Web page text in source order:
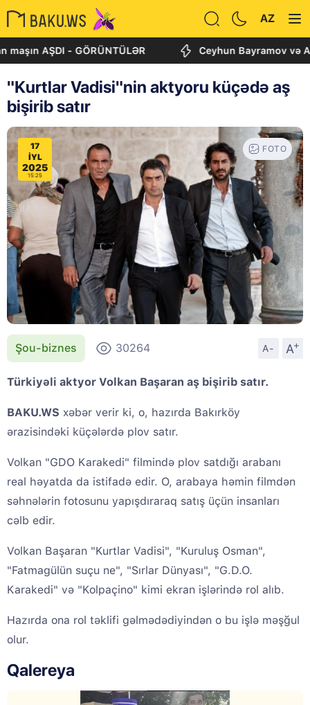
AZ
- GÖRÜNTÜLƏR Ceyhun Bayramov və Andrey
"Kurtlar Vadisi"nin aktyoru küçədə aş
bişirib satır
17
IYL
2025
15:25
FOTO
Şou-biznes 30264 A- A
+
Türkiyəli aktyor Volkan Başaran aş bişirib satır.
BAKU.WS xəbər verir ki, o, hazırda Bakırköy
ərazisindəki küçələrdə plov satır.
Volkan "GDO Karakedi" filmində plov satdığı arabanı
real həyatda da istifadə edir. O, arabaya həmin filmdən
səhnələrin fotosunu yapışdıraraq satış üçün insanları
cəlb edir.
Volkan Başaran "Kurtlar Vadisi", "Kuruluş Osman",
"Fatmagülün suçu ne", "Sırlar Dünyası", "G.D.O.
Karakedi" və "Kolpaçino" kimi ekran işlərində rol alıb.
Hazırda ona rol təklifi gəlmədədiyindən o bu işlə məşğul
olur.
Qalereya